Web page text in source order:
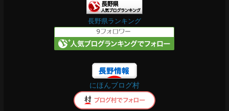
長野県ランキング
にほんブログ村